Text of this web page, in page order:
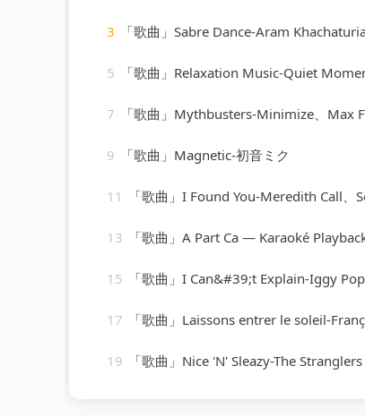
3 「歌曲」Sabre Dance-Aram
5 「歌曲」Relaxation Music-Quiet Moments、
7 「歌曲」Mythbusters-Minimize、Max
9 「歌曲」Magnetic-初音ミク
11 「歌曲」I Found You-Meredith Call、
13 「歌曲」A Part Ca — Karaoké Playback Instrumental — Rendu Célèbre Par
15 「歌曲」I Can&#39;t Explain-Iggy Pop、K.K.
17 「歌曲」Laissons entrer le soleil-François &
19 「歌曲」Nice 'N' Sleazy-The Stranglers